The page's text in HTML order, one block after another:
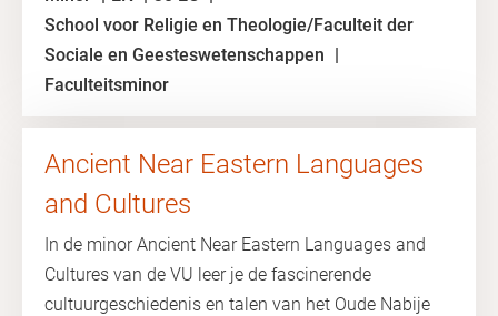
School voor Religie en Theologie/Faculteit der
Sociale en Geesteswetenschappen
Faculteitsminor
Ancient Near Eastern Languages
and Cultures
In de minor Ancient Near Eastern Languages and
Cultures van de VU leer je de fascinerende
cultuurgeschiedenis en talen van het Oude Nabije